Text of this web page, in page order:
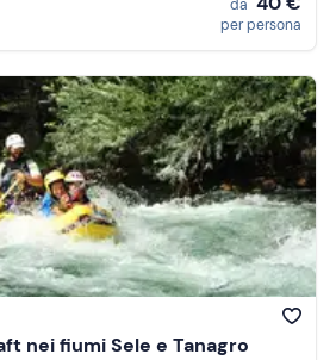
da
per persona
nei fiumi Sele e Tanagro